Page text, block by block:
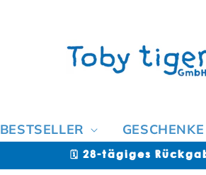
BESTSELLER GESCHENKE
🩷 Rechnungskauf